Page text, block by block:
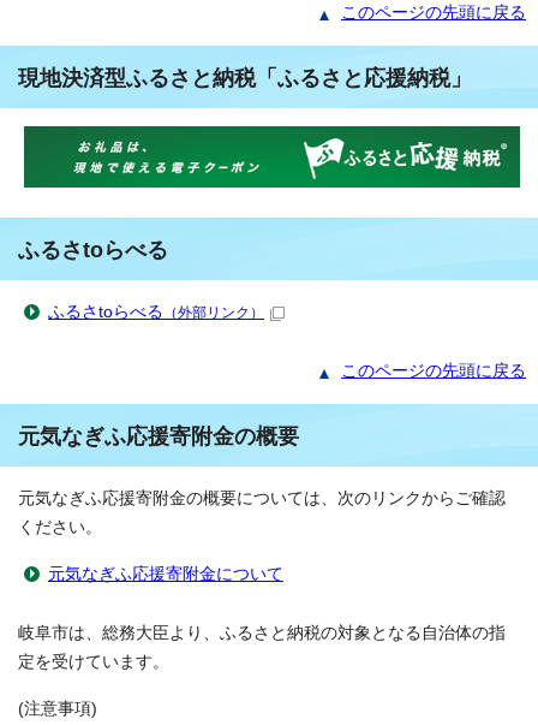
このページの先頭に戻る
現地決済型ふるさと納税「ふるさと応援納税」
ふるさtoらべる
ふるさtoらべる （外部リンク）
このページの先頭に戻る
元気なぎふ応援寄附金の概要
元気なぎふ応援寄附金の概要については、次のリンクからご確認
ください。
元気なぎふ応援寄附金について
岐阜市は、総務大臣より、ふるさと納税の対象となる自治体の指
定を受けています。
(注意事項)